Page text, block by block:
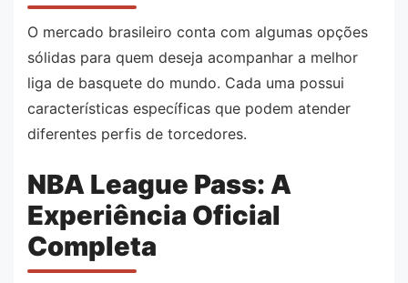
O mercado brasileiro conta com algumas opções
sólidas para quem deseja acompanhar a melhor
liga de basquete do mundo. Cada uma possui
características específicas que podem atender
diferentes perfis de torcedores.
NBA League Pass: A
Experiência Oficial
Completa